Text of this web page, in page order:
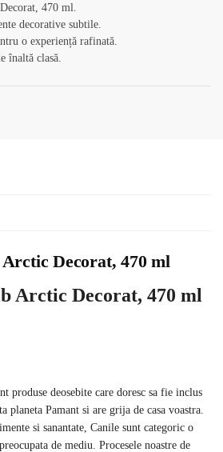
470 ml.
decorative subtile.
o experiență rafinată.
înaltă clasă.
Decorat, 470 ml
Arctic Decorat, 470 ml
produse deosebite care doresc sa fie inclus
planeta Pamant si are grija de casa voastra.
si sanantate, Canile sunt categoric o
de mediu. Procesele noastre de